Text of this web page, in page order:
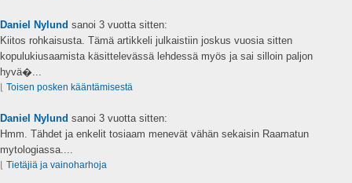
Daniel Nylund sanoi 3 vuotta sitten:
Kiitos rohkaisusta. Tämä artikkeli julkaistiin joskus vuosia sitten
kopulukiusaamista käsittelevässä lehdessä myös ja sai silloin paljon
hyvä�...
Toisen posken kääntämisestä
Daniel Nylund sanoi 3 vuotta sitten:
Hmm. Tähdet ja enkelit tosiaam menevät vähän sekaisin Raamatun
mytologiassa....
Tietäjiä ja vainoharhoja